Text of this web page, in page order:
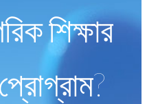
শিক্ষার